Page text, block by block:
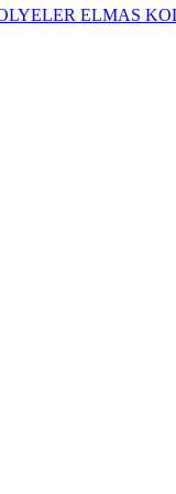
ELMAS